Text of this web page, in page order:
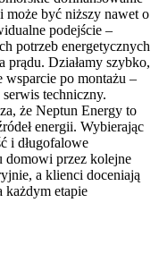
być niższy nawet o
podejście –
potrzeb energetycznych
Działamy szybko,
wsparcie po montażu –
techniczny.
że Neptun Energy to
energii. Wybierając
i długofalowe
domowi przez kolejne
a klienci doceniają
każdym etapie